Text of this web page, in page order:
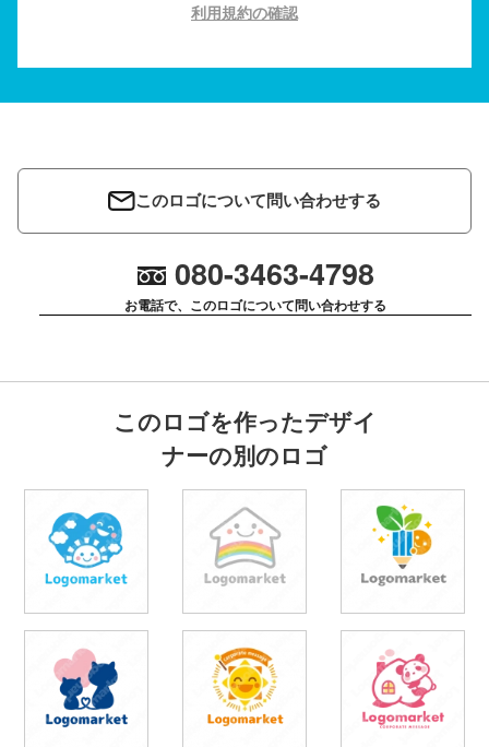
利用規約の確認
このロゴについて問い合わせする
080-3463-4798
お電話で、このロゴについて問い合わせする
このロゴを作ったデザイ
ナーの別のロゴ